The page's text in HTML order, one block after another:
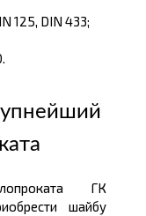
125, DIN 433;
ГК
шайбу